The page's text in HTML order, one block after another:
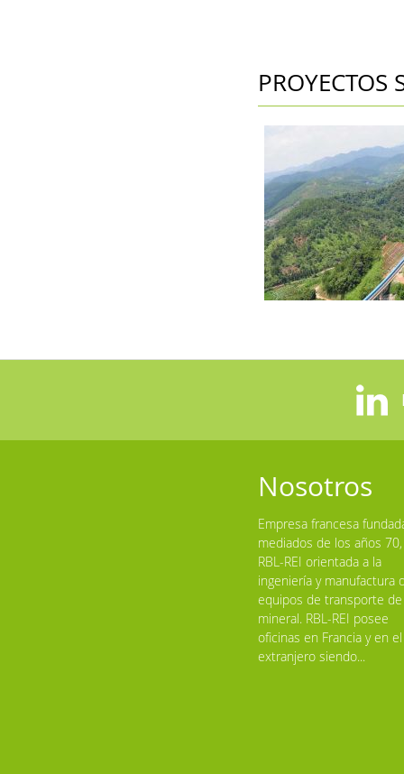
PROYECTOS
Nosotros
Empresa francesa
mediados de los años 70,
RBL-REI orientada a la
ingeniería y manufactura
equipos de transporte de
mineral. RBL-REI posee
oficinas en Francia y en el
extranjero siendo...